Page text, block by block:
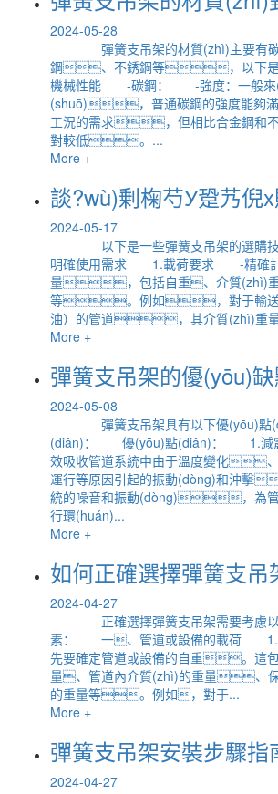
2024-05-28
彈簧支吊架的材質(zhì)主要有
鋼、不銹鋼等，以下
機械性能 -碳鋼： -強度：一般來
(shuō)，普通碳鋼的強度能夠滿
工況的需求，但相比合金鋼和
對較低。...
More +
談?wù)剰椈芍У跫艿倪
2024-05-17
以下是一些彈簧支吊架的選購
明確使用需求 1.載荷要求 -精確計
量，包括自重、介質(zhì)重
等。例如，對于輸送
油）的管道，其介質(zhì)重量
More +
彈簧支吊架的優(yōu)
2024-05-08
彈簧支吊架具有以下優(yōu)點
(diǎn)： 優(yōu)點(diǎn)： 1.減
效吸收管道系統中由于溫度變化
運行等原因引起的振動(dòng)和沖擊
統的噪音和振動(dòng)，為管
行環(huán)...
More +
如何正確選擇彈簧支
2024-04-27
正確選擇彈簧支吊架需要考慮以
素： 一、管道或設備的載荷
先要確定管道或設備的自重。這
量、管道內介質(zhì)的重量、保
的重量等。例如，對于...
More +
彈簧支吊架安裝步驟指
2024-04-27